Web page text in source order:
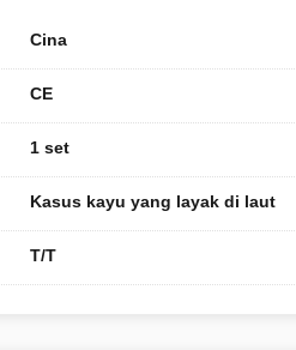
Cina
CE
1 set
Kasus kayu yang layak di laut
T/T